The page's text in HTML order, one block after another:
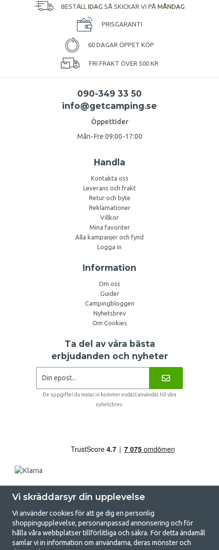
BESTÄLL IDAG SÅ SKICKAR VI PÅ MÅNDAG
PRISGARANTI
60 DAGAR ÖPPET KÖP
FRI FRAKT ÖVER 500 KR
090-349 33 50
info@getcamping.se
Öppettider
Mån-Fre 09:00-17:00
Handla
Kontakta oss
Leverans och frakt
Retur och byte
Reklamationer
Villkor
Mina favoriter
Alla kampanjer och fynd
Logga in
Information
Om oss
Guider
Campingbloggen
Nyhetsbrev
Om Cookies
Ta del av våra bästa
erbjudanden och nyheter
De uppgifter du matar in kommer endast användas till våra
nyhetsbrev.
Vi skräddarsyr din upplevelse
Vi använder cookies för att ge dig en personlig
shoppingupplevelse, personanpassad annonsering och för
hålla våra webbplatser tillförlitliga och säkra. För detta ändamål
samlar vi in information om användarna, deras mönster och